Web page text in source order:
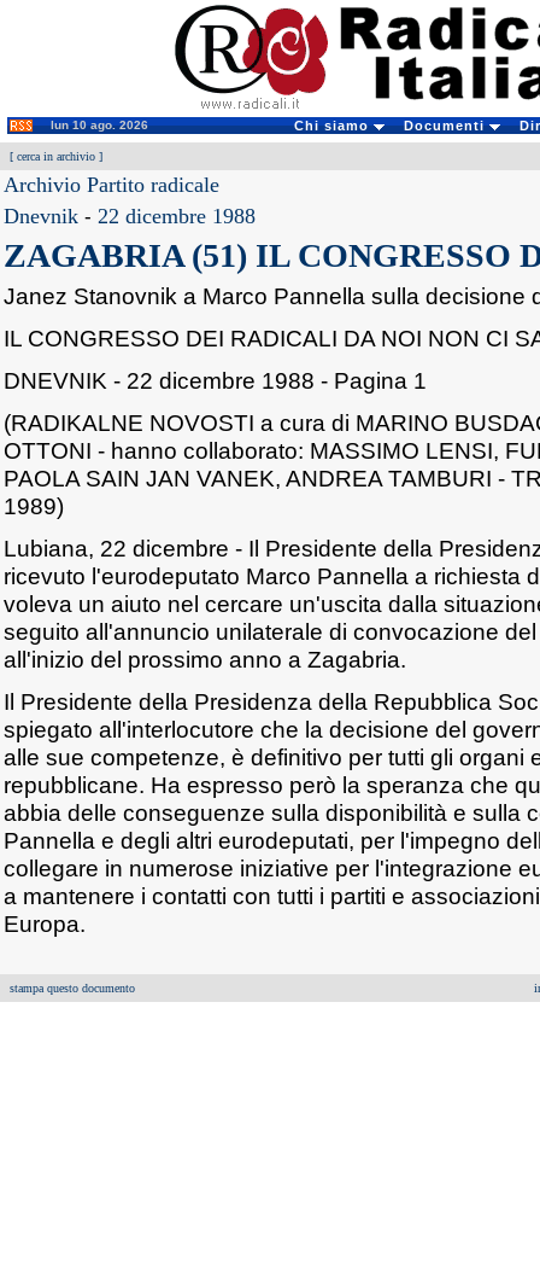
lun 10 ago. 2026 Chi siamo Documenti
[ cerca in archivio ]
Archivio Partito radicale
Dnevnik - 22 dicembre 1988
ZAGABRIA (51) IL CONGRESSO
Janez Stanovnik a Marco Pannella sulla decisione
IL CONGRESSO DEI RADICALI DA NOI NON CI
DNEVNIK - 22 dicembre 1988 - Pagina 1
(RADIKALNE NOVOSTI a cura di MARINO
OTTONI - hanno collaborato: MASSIMO LENSI,
PAOLA SAIN JAN VANEK, ANDREA TAMBURI -
1989)
Lubiana, 22 dicembre - Il Presidente della
ricevuto l'eurodeputato Marco Pannella a richiesta
voleva un aiuto nel cercare un'uscita dalla
seguito all'annuncio unilaterale di convocazione
all'inizio del prossimo anno a Zagabria.
Il Presidente della Presidenza della Repubblica
spiegato all'interlocutore che la decisione del
alle sue competenze, è definitivo per tutti gli organi
repubblicane. Ha espresso però la speranza che
abbia delle conseguenze sulla disponibilità e sulla
Pannella e degli altri eurodeputati, per l'impegno
collegare in numerose iniziative per l'integrazione
a mantenere i contatti con tutti i partiti e
Europa.
stampa questo documento